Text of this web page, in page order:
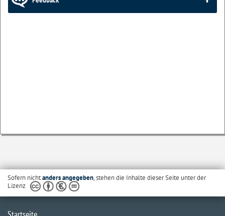
Sofern nichtanders angegeben, stehen die Inhalte dieser Seite unter der
Lizenz